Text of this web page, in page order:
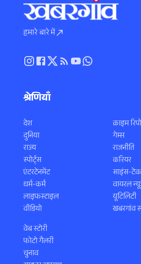
हमारे बारे में
श्रेणियाँ
देश
दुनिया
राज्य
स्पोर्ट्स
एंटरटेनमेंट
धर्म-कर्म
लाइफस्टाइल
वीडियो
क्राइम
गेम्स
राजनीति
करियर
साइंस-टेक
वायरल
यूटिलिटी
खबरगांव
वेब स्टोरी
फोटो गैलरी
चुनाव